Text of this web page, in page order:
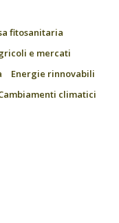
fitosanitaria
e mercati
Energie rinnovabili
climatici